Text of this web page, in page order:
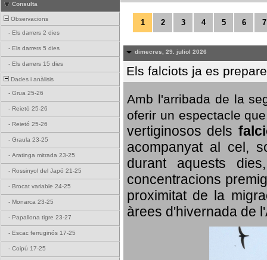
Consulta
Observacions
- Els darrers 2 dies
- Els darrers 5 dies
- Els darrers 15 dies
Dades i anàlisis
- Grua 25-26
- Reietó 25-26
- Reietó 25-26
- Graula 23-25
- Aratinga mitrada 23-25
- Rossinyol del Japó 21-25
- Brocat variable 24-25
- Monarca 23-25
- Papallona tigre 23-27
- Escac ferruginós 17-25
- Coipú 17-25
1 2 3 4 5 6 7
dimecres, 29. juliol 2026
Els falciots ja es
Amb l'arribada de la
oferir un espectacle
vertiginosos dels
acompanyat al cel,
durant aquests
concentracions
proximitat de la
àrees d'hivernada de